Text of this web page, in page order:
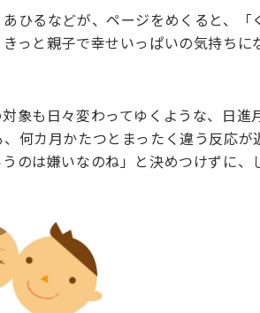
ひるなどが、ページをめくると、「
っと親子で幸せいっぱいの気持ちに
象も日々変わってゆくような、日進
何カ月かたつとまったく違う反応が
のは嫌いなのね」と決めつけずに、